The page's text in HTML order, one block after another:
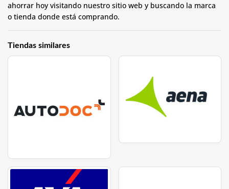
ahorrar hoy visitando nuestro sitio web y buscando la marca
o tienda donde está comprando.
Tiendas similares